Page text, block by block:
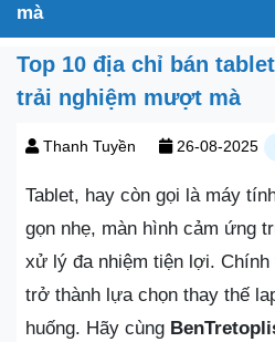
mà
Top 10 địa chỉ bán
trải nghiệm mượt mà
Thanh Tuyền 26-08-2025
Tablet, hay còn gọi là máy
gọn nhẹ, màn hình cảm ứng
xử lý đa nhiệm tiện lợi.
trở thành lựa chọn thay thế
huống. Hãy cùng